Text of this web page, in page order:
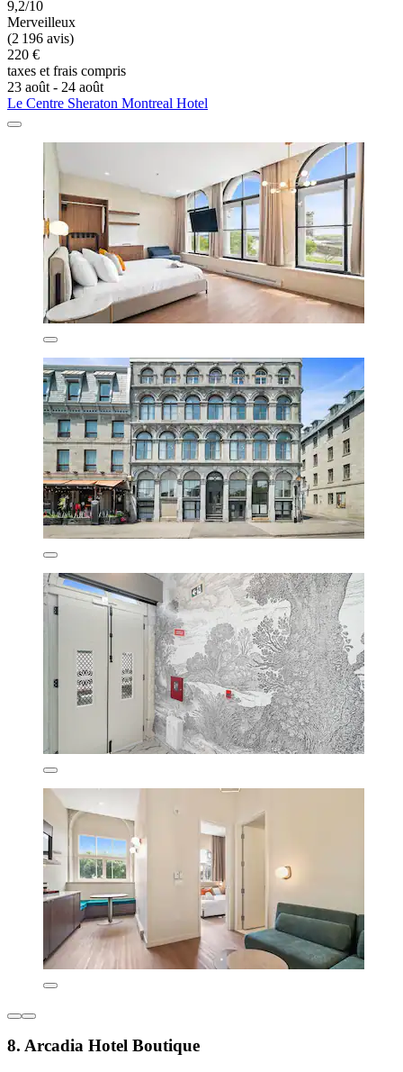
9,2/10
Merveilleux
(2 196 avis)
220 €
taxes et frais compris
23 août - 24 août
Le Centre Sheraton Montreal Hotel
8. Arcadia Hotel Boutique